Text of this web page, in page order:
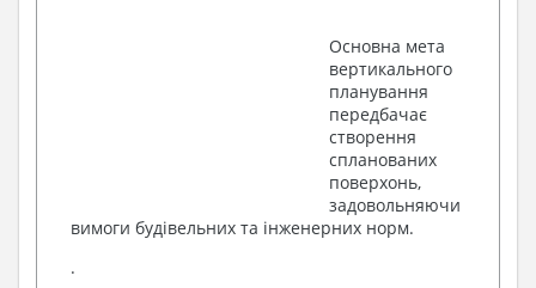
Основна мета
вертикального
планування
передбачає
створення
спланованих
поверхонь,
задовольняючи
вимоги будівельних та інженерних норм.
.